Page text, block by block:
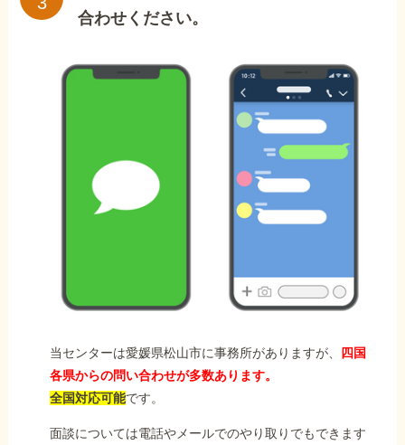
合わせください。
当センターは愛媛県松山市に事務所がありますが、
四国
各県からの問い合わせが多数あります。
全国対応可能です。
面談については電話やメールでのやり取りでもできます